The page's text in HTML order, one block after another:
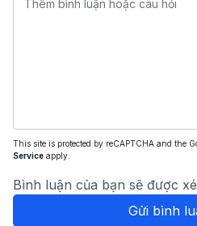
This site is protected by reCAPTCHA and the
Service apply.
Bình luận của bạn sẽ được
Gửi bình